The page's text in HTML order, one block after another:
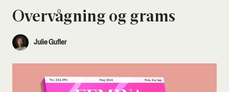
Over­våg­ning og grams
Julie Gufler